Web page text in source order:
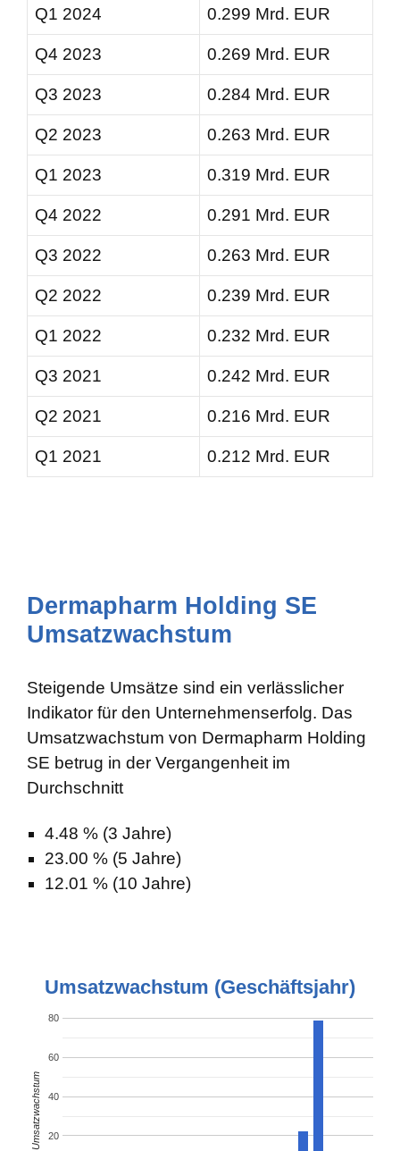
Q1 2024 0.299 Mrd. EUR
Q4 2023 0.269 Mrd. EUR
Q3 2023 0.284 Mrd. EUR
Q2 2023 0.263 Mrd. EUR
Q1 2023 0.319 Mrd. EUR
Q4 2022 0.291 Mrd. EUR
Q3 2022 0.263 Mrd. EUR
Q2 2022 0.239 Mrd. EUR
Q1 2022 0.232 Mrd. EUR
Q3 2021 0.242 Mrd. EUR
Q2 2021 0.216 Mrd. EUR
Q1 2021 0.212 Mrd. EUR
Dermapharm Holding SE
Umsatzwachstum
Steigende Umsätze sind ein verlässlicher
Indikator für den Unternehmenserfolg. Das
Umsatzwachstum von Dermapharm Holding
SE betrug in der Vergangenheit im
Durchschnitt
4.48 % (3 Jahre)
23.00 % (5 Jahre)
12.01 % (10 Jahre)
Umsatzwachstum (Geschäftsjahr)
20
40
60
80
% Umsatzwachstum